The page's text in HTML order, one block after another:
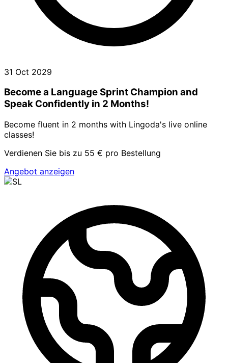
31 Oct 2029
Become a Language Sprint Champion and
Speak Confidently in 2 Months!
Become fluent in 2 months with Lingoda's live online
classes!
Verdienen Sie bis zu 55 € pro Bestellung
Angebot anzeigen